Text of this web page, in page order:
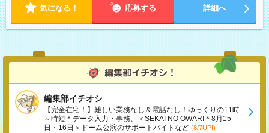
気になる！ 応募する 詳細へ
編集部イチオシ
【完全在宅！】難しい業務なし＆電話なし！ゆっくりの11時
～時短＊データ入力・事務、＜SEKAI NO OWARI＊8月15
日・16日＞ドーム公演のサポートバイトなど (8/7UP!)